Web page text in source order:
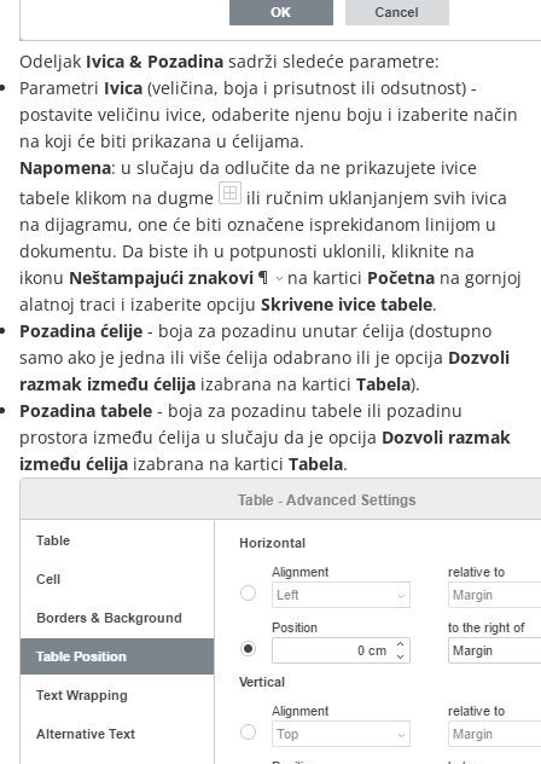
Odeljak Ivica & Pozadina sadrži sledeće parametre:
Parametri Ivica (veličina, boja i prisutnost ili odsutnost) -
postavite veličinu ivice, odaberite njenu boju i izaberite način
na koji će biti prikazana u ćelijama.
Napomena: u slučaju da odlučite da ne prikazujete ivice
tabele klikom na dugme
ili ručnim uklanjanjem svih ivica
na dijagramu, one će biti označene isprekidanom linijom u
dokumentu. Da biste ih u potpunosti uklonili, kliknite na
ikonu Neštampajući znakovi na kartici Početna na gornjoj
alatnoj traci i izaberite opciju Skrivene ivice tabele.
Pozadina ćelije - boja za pozadinu unutar ćelija (dostupno
samo ako je jedna ili više ćelija odabrano ili je opcija Dozvoli
razmak između ćelija izabrana na kartici Tabela).
Pozadina tabele - boja za pozadinu tabele ili pozadinu
prostora između ćelija u slučaju da je opcija Dozvoli razmak
između ćelija izabrana na kartici Tabela.